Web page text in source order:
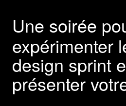
Une soirée
expérimenter
design sprint
présenter